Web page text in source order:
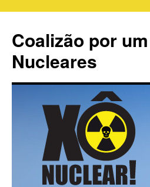
Coalizão por
Nucleares